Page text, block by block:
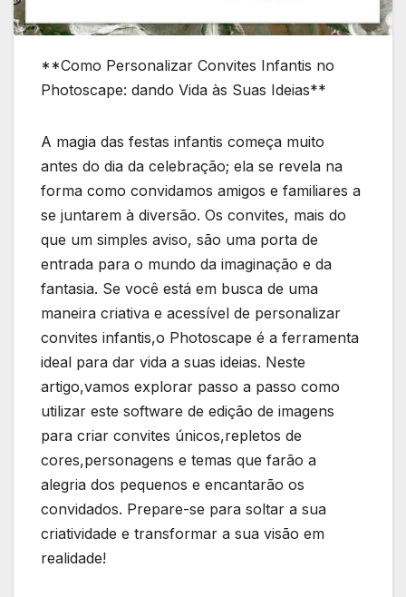
**Como Personalizar Convites Infantis no
Photoscape: dando‍ Vida às Suas Ideias**
A magia das festas infantis começa muito
antes do dia da celebração; ela se revela na
forma como convidamos amigos e familiares a
se juntarem à diversão.​ Os convites, mais do
que um simples aviso, são uma porta de
entrada para o mundo da imaginação e da
fantasia. Se você está em‌ busca⁣ de uma
maneira criativa e acessível de personalizar
convites infantis,o Photoscape é a ferramenta​
ideal para⁣ dar vida a⁣ suas ​ideias. ‌Neste
artigo,vamos ​explorar passo a ⁤passo como
utilizar este software de edição de imagens
para criar convites únicos,repletos ​de
cores,personagens e temas que farão a ​
alegria dos pequenos e encantarão⁢ os
convidados. Prepare-se para soltar a sua
criatividade e ‍transformar a sua visão em
realidade!